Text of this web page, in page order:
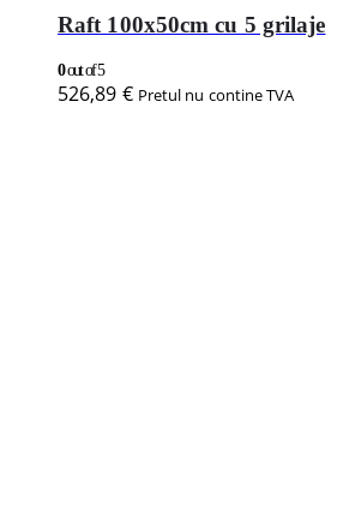
Raft 100x50cm cu 5 grilaje
0out of 5
526,89 € Pretul nu contine TVA